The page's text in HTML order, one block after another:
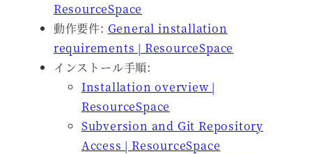
ResourceSpace
動作要件: General installation
requirements | ResourceSpace
インストール手順:
Installation overview |
ResourceSpace
Subversion and Git Repository
Access | ResourceSpace